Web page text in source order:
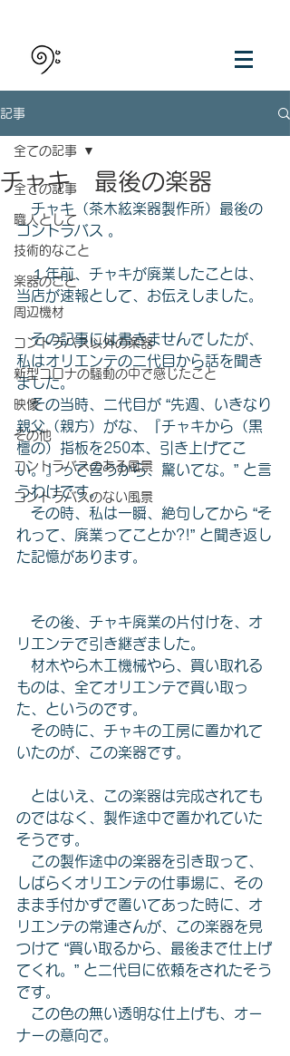
記事
全ての記事
職人として
技術的なこと
楽器のこと
周辺機材
コントラバス以外の楽器
新型コロナの騒動の中で感じたこと
映像
その他
コントラバスのある風景
コントラバスのない風景
全ての記事
チャキ 最後の楽器
チャキ（茶木絃楽器製作所）最後の
コントラバス 。
１年前、チャキが廃業したことは、
当店が速報として、お伝えしました。
その記事には書きませんでしたが、
私はオリエンテの二代目から話を聞き
ました。
その当時、二代目が “先週、いきなり
親父（親方）がな、『チャキから（黒
檀の）指板を250本、引き上げてこ
い。』って言うから、驚いてな。” と言
うわけです。
その時、私は一瞬、絶句してから “そ
れって、廃業ってことか?!” と聞き返し
た記憶があります。
その後、チャキ廃業の片付けを、オ
リエンテで引き継ぎました。
材木やら木工機械やら、買い取れる
ものは、全てオリエンテで買い取っ
た、というのです。
その時に、チャキの工房に置かれて
いたのが、この楽器です。
とはいえ、この楽器は完成されても
のではなく、製作途中で置かれていた
そうです。
この製作途中の楽器を引き取って、
しばらくオリエンテの仕事場に、その
まま手付かずで置いてあった時に、オ
リエンテの常連さんが、この楽器を見
つけて “買い取るから、最後まで仕上げ
てくれ。” と二代目に依頼をされたそう
です。
この色の無い透明な仕上げも、オー
ナーの意向で。